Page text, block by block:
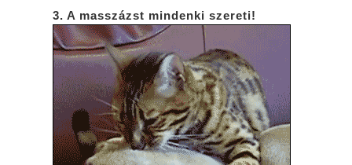
3. A masszázst mindenki szereti!